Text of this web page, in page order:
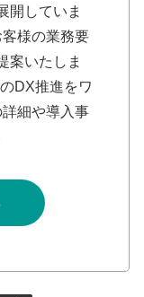
開していま
様の業務要
案いたしま
DX推進をワ
細や導入事